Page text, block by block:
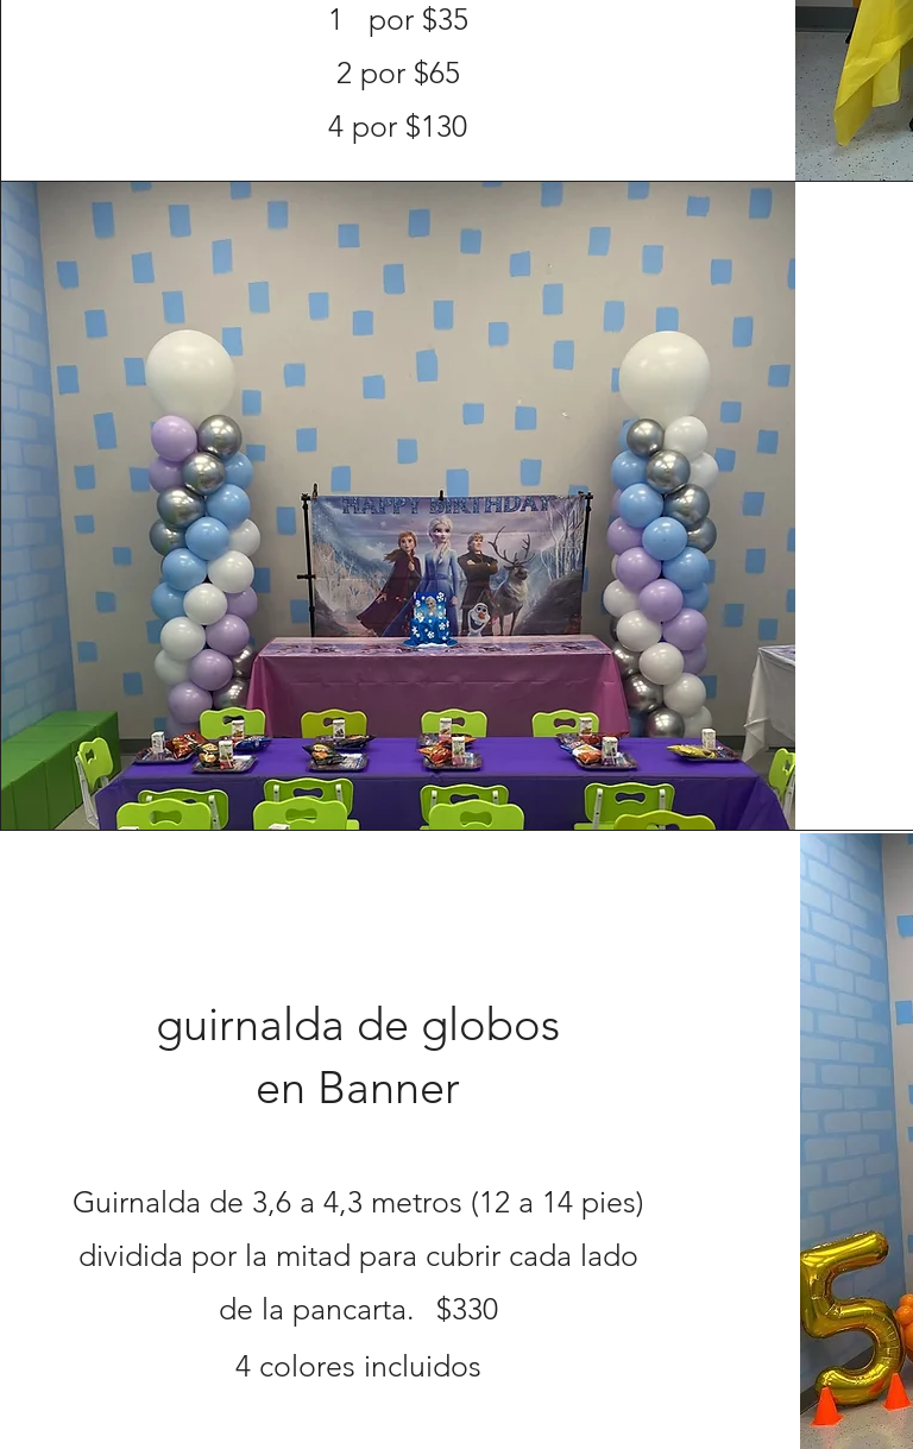
1
por $35
2 por $65
4 por $130
guirnalda de globos
en Banner
Guirnalda de 3,6 a 4,3 metros (12 a 14 pies)
dividida por la mitad para cubrir cada lado
de la pancarta.
$330
4 colores incluidos